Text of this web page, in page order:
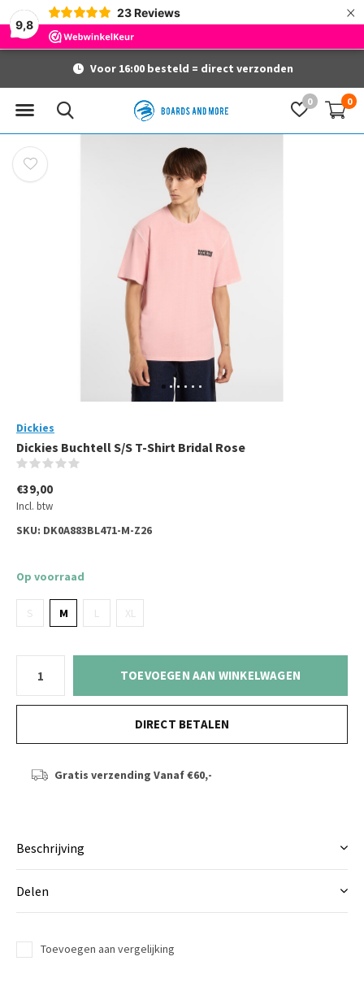
9,8
23 Reviews ×
0 0
Voor 16:00 besteld = direct verzonden
Dickies
Dickies Buchtell S/S T-Shirt Bridal Rose
€39,00
Incl. btw
SKU: DK0A883BL471-M-Z26
Op voorraad
S M L XL
TOEVOEGEN AAN WINKELWAGEN
DIRECT BETALEN
Gratis verzending Vanaf €60,-
Beschrijving
Delen
Toevoegen aan vergelijking